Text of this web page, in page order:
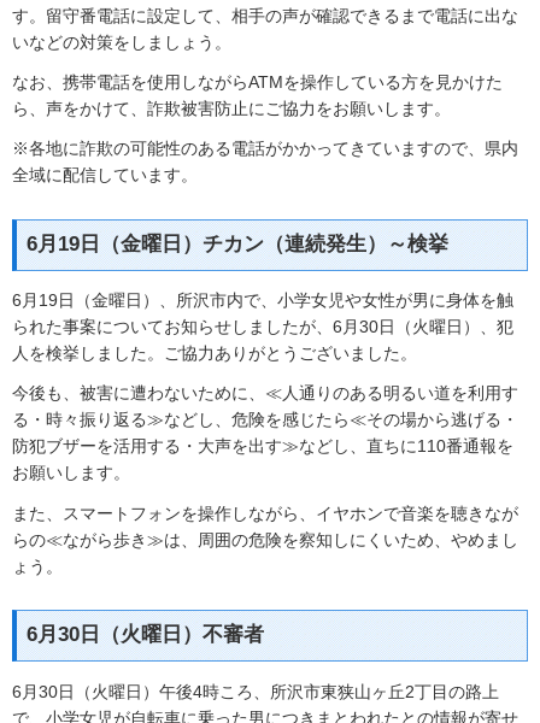
す。留守番電話に設定して、相手の声が確認できるまで電話に出な
いなどの対策をしましょう。
なお、携帯電話を使用しながらATMを操作している方を見かけた
ら、声をかけて、詐欺被害防止にご協力をお願いします。
※各地に詐欺の可能性のある電話がかかってきていますので、県内
全域に配信しています。
6月19日（金曜日）チカン（連続発生）～検挙
6月19日（金曜日）、所沢市内で、小学女児や女性が男に身体を触
られた事案についてお知らせしましたが、6月30日（火曜日）、犯
人を検挙しました。ご協力ありがとうございました。
今後も、被害に遭わないために、≪人通りのある明るい道を利用す
る・時々振り返る≫などし、危険を感じたら≪その場から逃げる・
防犯ブザーを活用する・大声を出す≫などし、直ちに110番通報を
お願いします。
また、スマートフォンを操作しながら、イヤホンで音楽を聴きなが
らの≪ながら歩き≫は、周囲の危険を察知しにくいため、やめまし
ょう。
6月30日（火曜日）不審者
6月30日（火曜日）午後4時ころ、所沢市東狭山ヶ丘2丁目の路上
で、小学女児が自転車に乗った男につきまとわれたとの情報が寄せ